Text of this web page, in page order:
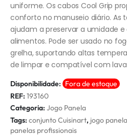
uniforme. Os cabos Cool Grip
conforto no manuseio diário. As
ajudam a preservar a umidade
alimentos. Pode ser usado no
grelha, suportando altas
de limpar e compatível com
Disponibilidade: Fora de estoque
REF: 193160
Categoria: Jogo Panela
Tags: conjunto Cuisinart, jogo
panelas profissionais